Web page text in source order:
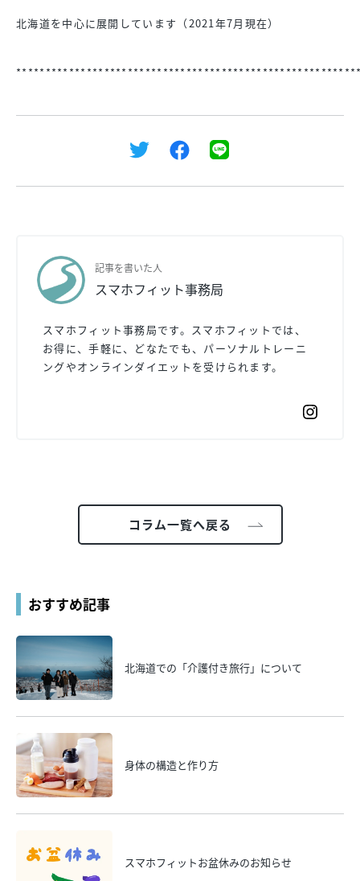
北海道を中心に展開しています（2021年7月現在）
記事を書いた人
スマホフィット事務局
スマホフィット事務局です。スマホフィットでは、
お得に、手軽に、どなたでも、パーソナルトレーニ
ングやオンラインダイエットを受けられます。
コラム一覧へ戻る
おすすめ記事
北海道での「介護付き旅行」について
身体の構造と作り方
スマホフィットお盆休みのお知らせ